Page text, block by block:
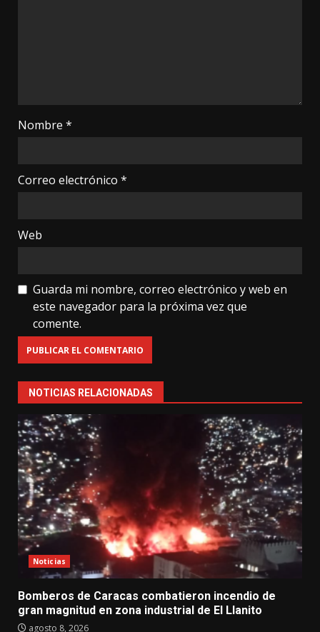
Nombre *
Correo electrónico *
Web
Guarda mi nombre, correo electrónico y web en
este navegador para la próxima vez que
comente.
NOTICIAS RELACIONADAS
Noticias
Bomberos de Caracas combatieron incendio de
gran magnitud en zona industrial de El Llanito
agosto 8, 2026